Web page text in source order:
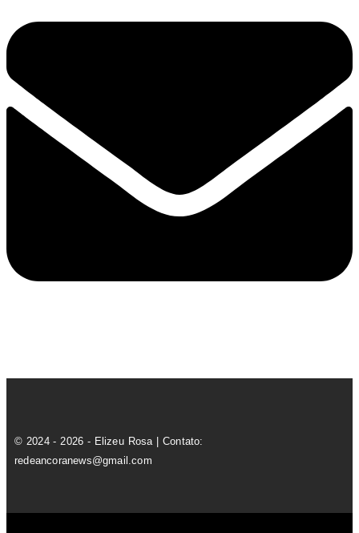
© 2024 - 2026 - Elizeu Rosa | Contato:
redeancoranews@gmail.com